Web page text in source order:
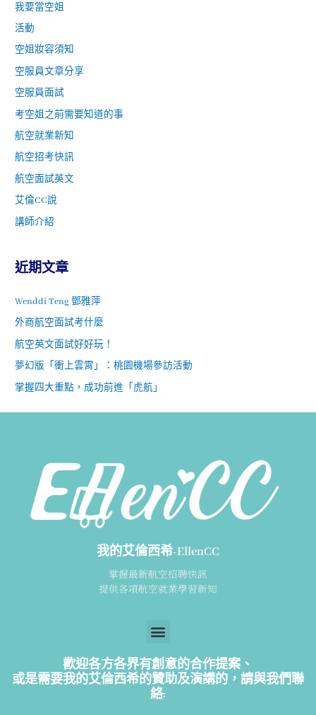
我要當空姐
活動
空姐妝容須知
空服員文章分享
空服員面試
考空姐之前需要知道的事
航空就業新知
航空招考快訊
航空面試英文
艾倫CC說
講師介紹
近期文章
Wenddi Teng 鄧雅萍
外商航空面試考什麼
航空英文面試好好玩！
夢幻版「衝上雲霄」：桃園機場參訪活動
掌握四大重點，成功前進「虎航」
我的艾倫西希-EllenCC
掌握最新航空招聘快訊
提供各項航空就業學習新知
歡迎各方各界有創意的合作提案、
或是需要我的艾倫西希的贊助及演講的，請與我們聯
絡: